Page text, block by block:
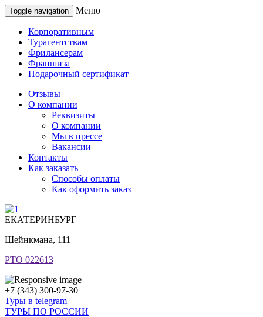
Toggle navigation Меню
Корпоративным
Турагентствам
Фрилансерам
Франшиза
Подарочный сертификат
Отзывы
О компании
Реквизиты
О компании
Мы в прессе
Вакансии
Контакты
Как заказать
Способы оплаты
Как оформить заказ
ЕКАТЕРИНБУРГ
Шейнкмана, 111
РТО 022613
+7 (343) 300-97-30
Туры в telegram
ТУРЫ ПО РОССИИ